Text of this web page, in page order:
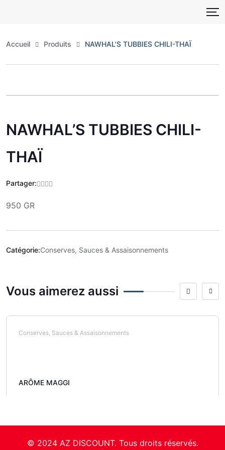
Accueil Produits NAWHAL’S TUBBIES CHILI-THAÏ
NAWHAL’S TUBBIES CHILI-
THAÏ
Partager:
950 GR
Catégorie:Conserves, Sauces & Assaisonnements
Vous aimerez aussi
Conserves, Sauces & Assaisonnements
ARÔME MAGGI
© 2024 AZ DISCOUNT. Tous droits réservés.